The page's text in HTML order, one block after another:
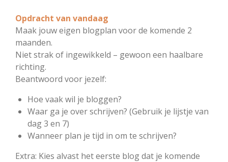
Opdracht van vandaag
Maak jouw eigen blogplan voor de komende 2
maanden.
Niet strak of ingewikkeld – gewoon een haalbare
richting.
Beantwoord voor jezelf:
Hoe vaak wil je bloggen?
Waar ga je over schrijven? (Gebruik je lijstje van
dag 3 en 7)
Wanneer plan je tijd in om te schrijven?
Extra: Kies alvast het eerste blog dat je komende